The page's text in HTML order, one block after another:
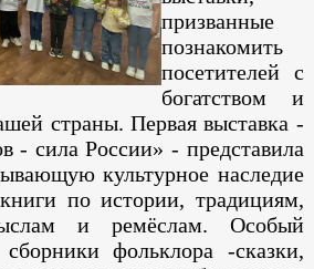
призванные
познакомить
посетителей с
богатством и
страны. Первая выставка -
- сила России» - представила
культурное наследие
по истории, традициям,
и ремёслам. Особый
фольклора -сказки,